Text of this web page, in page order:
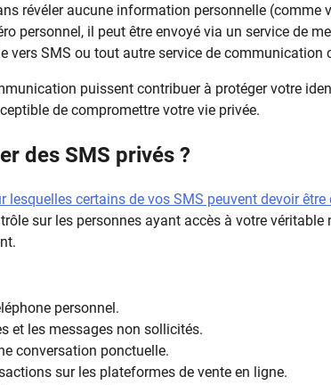
révéler aucune information personnelle (comme
personnel, il peut être envoyé via un service de
vers SMS ou tout autre service de communication
puissent contribuer à protéger votre
de compromettre votre vie privée.
des SMS privés ?
lesquelles certains de vos SMS peuvent devoir être
sur les personnes ayant accès à votre véritable
personnel.
et les messages non sollicités.
conversation ponctuelle.
sur les plateformes de vente en ligne.